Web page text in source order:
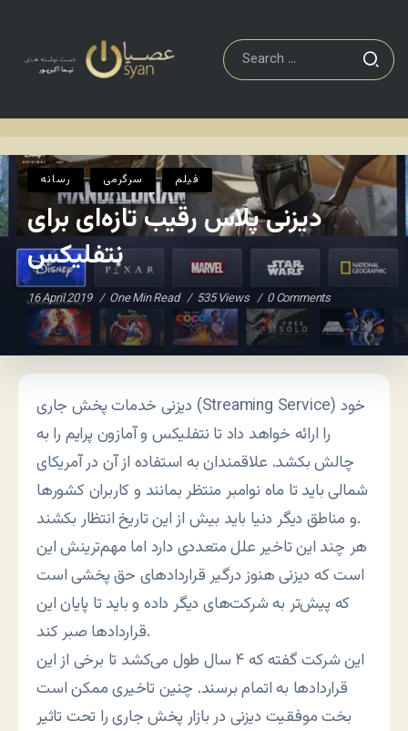
رسانه سرگرمی فيلم
دیزنی پلاس رقیب تازه‌ای برای
نتفلیکس
16 April 2019 One Min Read 535 Views 0 Comments
دیزنی خدمات پخش جاری (Streaming Service) خود
را ارائه خواهد داد تا نتفلیکس و آمازون پرایم را به
چالش بکشد. علاقمندان به استفاده از آن در آمریکای
شمالی باید تا ماه نوامبر منتظر بمانند و کاربران کشورها
و مناطق دیگر دنیا باید بیش از این تاریخ انتظار بکشند.
هر چند این تاخیر علل متعددی دارد اما مهم‌ترینش این
است که دیزنی هنوز درگیر قراردادهای حق پخشی است
که پیش‌تر به شرکت‌های دیگر داده و باید تا پایان این
قراردادها صبر کند.
این شرکت گفته که ۴ سال طول می‌کشد تا برخی از این
قراردادها به اتمام برسند. چنین تاخیری ممکن است
بخت موفقیت دیزنی در بازار پخش جاری را تحت تاثیر